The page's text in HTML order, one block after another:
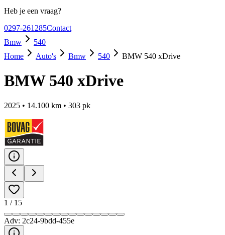
Heb je een vraag?
0297-261285Contact
Bmw
540
Home
Auto's Bmw 540 BMW 540 xDrive
BMW 540 xDrive
2025 • 14.100 km • 303 pk
1 / 15
Adv: 2c24-9bdd-455e